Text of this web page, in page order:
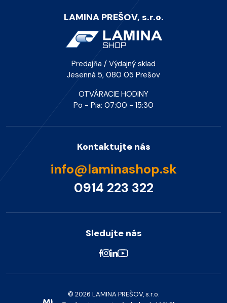
LAMINA PREŠOV, s.r.o.
Predajňa / Výdajný sklad
Jesenná 5, 080 05 Prešov
OTVÁRACIE HODINY
Po - Pia: 07:00 - 15:30
Kontaktujte nás
info@laminashop.sk
0914 223 322
Sledujte nás
© 2026 LAMINA PREŠOV, s.r.o.